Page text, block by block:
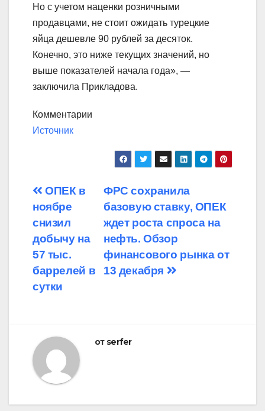
Но с учетом наценки розничными
продавцами, не стоит ожидать турецкие
яйца дешевле 90 рублей за десяток.
Конечно, это ниже текущих значений, но
выше показателей начала года», —
заключила Прикладова.
Комментарии
Источник
Навигация
по
записям
ФРС сохранила
базовую ставку, ОПЕК
ждет роста спроса на
нефть. Обзор
финансового рынка от
13 декабря
ОПЕК в
ноябре
снизил
добычу на
57 тыс.
баррелей в
сутки
от serfer